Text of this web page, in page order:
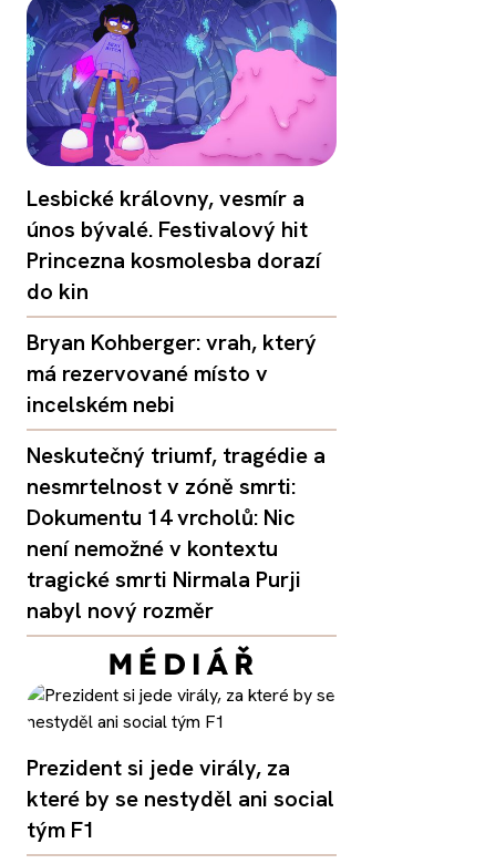
Lesbické královny, vesmír a
únos bývalé. Festivalový hit
Princezna kosmolesba dorazí
do kin
Bryan Kohberger: vrah, který
má rezervované místo v
incelském nebi
Neskutečný triumf, tragédie a
nesmrtelnost v zóně smrti:
Dokumentu 14 vrcholů: Nic
není nemožné v kontextu
tragické smrti Nirmala Purji
nabyl nový rozměr
Prezident si jede virály, za
které by se nestyděl ani social
tým F1